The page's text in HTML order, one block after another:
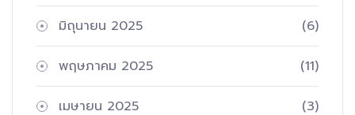
มิถุนายน 2025 (6)
พฤษภาคม 2025 (11)
เมษายน 2025 (3)